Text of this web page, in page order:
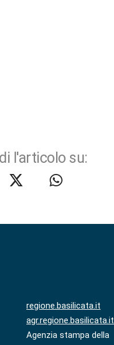
l'articolo su:
regione.basilicata.it
agr.regione.basilicata.it
Agenzia stampa della